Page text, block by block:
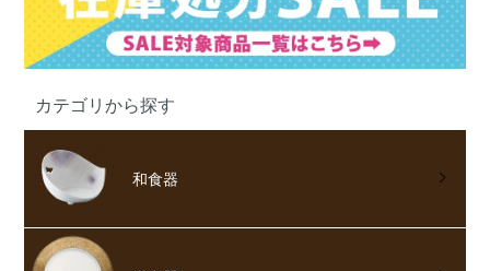
カテゴリから探す
和食器